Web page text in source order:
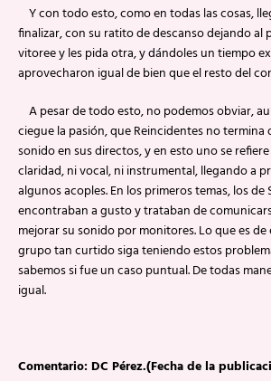
Y con todo esto, como en todas las cosas,
finalizar, con su ratito de descanso dejando al
vitoree y les pida otra, y dándoles un tiempo
aprovecharon igual de bien que el resto del
A pesar de todo esto, no podemos obviar,
ciegue la pasión, que Reincidentes no
sonido en sus directos, y en esto uno se
claridad, ni vocal, ni instrumental, llegando a
algunos acoples. En los primeros temas, los de
encontraban a gusto y trataban de
mejorar su sonido por monitores. Lo que es
grupo tan curtido siga teniendo estos
sabemos si fue un caso puntual. De todas
igual.
Comentario: DC Pérez.(Fecha de la